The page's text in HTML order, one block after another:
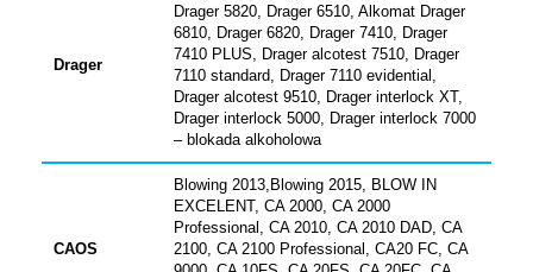
Drager
Drager 5820, Drager 6510, Alkomat Drager
6810, Drager 6820, Drager 7410, Drager
7410 PLUS, Drager alcotest 7510, Drager
7110 standard, Drager 7110 evidential,
Drager alcotest 9510, Drager interlock XT,
Drager interlock 5000, Drager interlock 7000
– blokada alkoholowa
CAOS
Blowing 2013,Blowing 2015, BLOW IN
EXCELENT, CA 2000, CA 2000
Professional, CA 2010, CA 2010 DAD, CA
2100, CA 2100 Professional, CA20 FC, CA